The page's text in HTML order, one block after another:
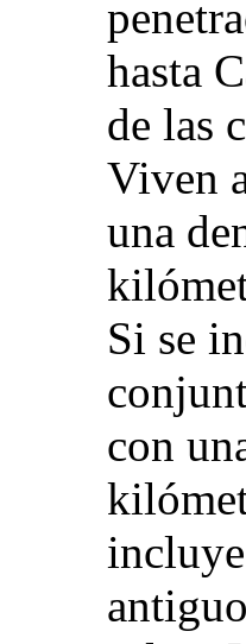
hasta
de las
Viven
una
Si se
con